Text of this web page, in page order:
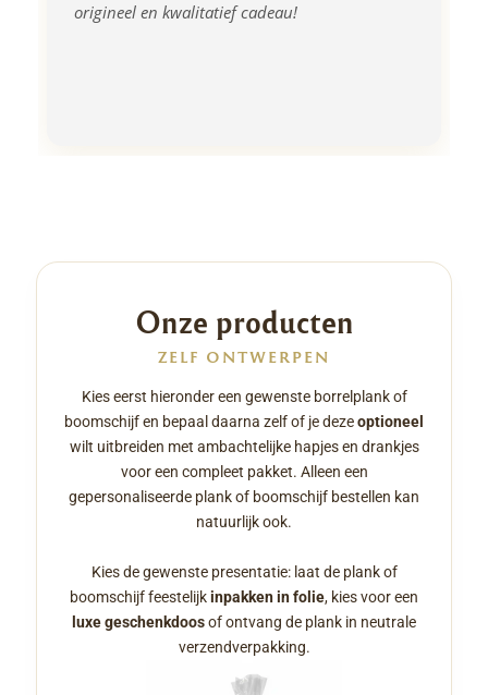
origineel en kwalitatief cadeau!
Onze producten
ZELF ONTWERPEN
Kies eerst hieronder een gewenste borrelplank of
boomschijf en bepaal daarna zelf of je dezeoptioneel
wilt uitbreiden met ambachtelijke hapjes en drankjes
voor een compleet pakket. Alleen een
gepersonaliseerde plank of boomschijf bestellen kan
natuurlijk ook.
Kies de gewenste presentatie: laat de plank of
boomschijf feestelijkinpakken in folie, kies voor een
luxe geschenkdoosof ontvang de plank in neutrale
verzendverpakking.